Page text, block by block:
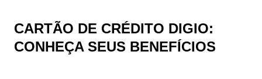
CARTÃO DE CRÉDITO DIGIO:
CONHEÇA SEUS BENEFÍCIOS